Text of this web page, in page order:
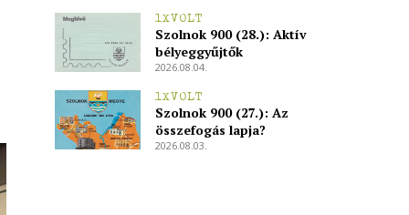
1XVOLT
Szolnok 900 (28.): Aktív
bélyeggyűjtők
2026.08.04.
1XVOLT
Szolnok 900 (27.): Az
összefogás lapja?
2026.08.03.